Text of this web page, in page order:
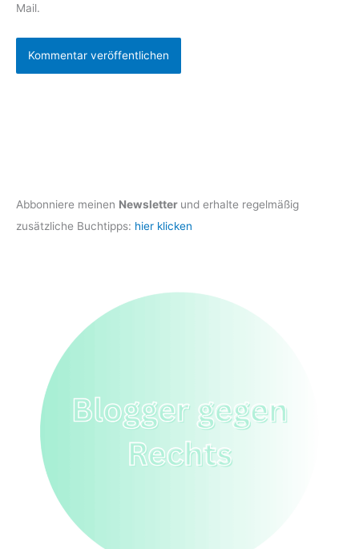
Mail.
Abbonniere meinen Newsletter und erhalte regelmäßig
zusätzliche Buchtipps: hier klicken